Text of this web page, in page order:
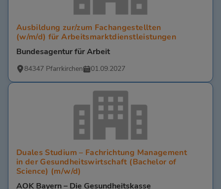
Ausbildung zur/zum Fachangestellten
(w/m/d) für Arbeitsmarktdienstleistungen
Bundesagentur für Arbeit
84347 Pfarrkirchen 01.09.2027
Duales Studium – Fachrichtung Management
in der Gesundheitswirtschaft (Bachelor of
Science) (m/w/d)
AOK Bayern – Die Gesundheitskasse